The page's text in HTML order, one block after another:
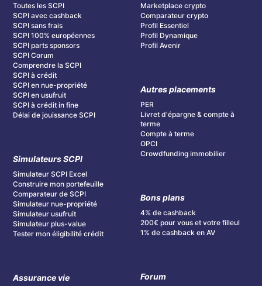
Toutes les SCPI
SCPI avec cashback
SCPI sans frais
SCPI 100% européennes
SCPI parts sponsors
SCPI Corum
Comprendre la SCPI
SCPI à crédit
SCPI en nue-propriété
SCPI en usufruit
SCPI à crédit in fine
Délai de jouissance SCPI
Simulateurs SCPI
Simulateur SCPI Excel
Construire mon portefeuille
Comparateur de SCPI
Simulateur nue-propriété
Simulateur usufruit
Simulateur plus-value
Tester mon éligibilité crédit
Assurance vie
Marketplace crypto
Comparateur crypto
Profil Essentiel
Profil Dynamique
Profil Avenir
Autres placements
PER
Livret d'épargne & compte à
terme
Compte à terme
OPCI
Crowdfunding immobilier
Bons plans
4% de cashback
200€ pour vous et votre filleul
1% de cashback en AV
Forum